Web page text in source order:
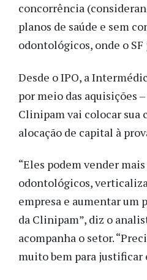
concorrência
planos de saúde e sem
odontológicos, onde o
Desde o IPO, a
por meio das aquisições
Clinipam vai colocar sua
alocação de capital à
“Eles podem vender
odontológicos,
empresa e aumentar um
da Clinipam”, diz o
acompanha o setor.
muito bem para justificar